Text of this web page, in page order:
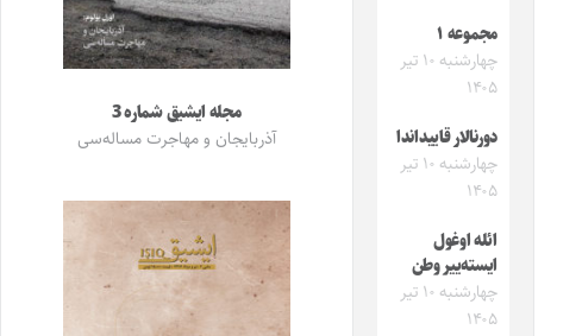
مجموعه ۱
چهارشنبه ۱۰ تیر
۱۴۰۵
دورنالار قاییداندا
چهارشنبه ۱۰ تیر
۱۴۰۵
ائله اوغول
ایسته‌ییر وطن
چهارشنبه ۱۰ تیر
۱۴۰۵
مجله ایشیق شماره 3
آذربایجان و مهاجرت مساله‌سی